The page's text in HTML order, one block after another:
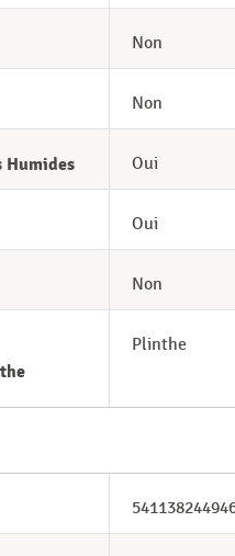
Non
Non
Humides Oui
Oui
Non
Plinthe